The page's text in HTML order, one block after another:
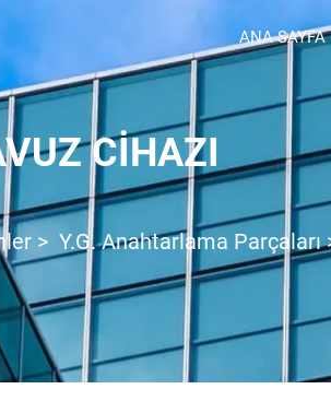
ANA SAYFA
CIHAZI
> Y.G. Anahtarlama Parçaları